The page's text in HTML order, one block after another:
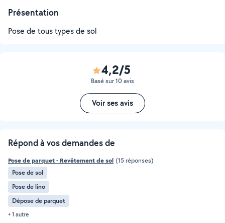
Présentation
Pose de tous types de sol
4,2/5
Basé sur 10 avis
Voir ses avis
Répond à vos demandes de
Pose de parquet - Revêtement de sol (15 réponses)
Pose de sol
Pose de lino
Dépose de parquet
+ 1 autre